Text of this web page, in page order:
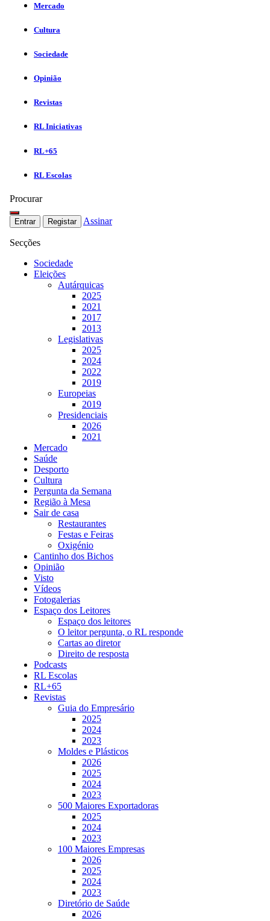
Mercado
Cultura
Sociedade
Opinião
Revistas
RL Iniciativas
RL+65
RL Escolas
Procurar
Entrar Registar Assinar
Secções
Sociedade
Eleições
Autárquicas
2025
2021
2017
2013
Legislativas
2025
2024
2022
2019
Europeias
2019
Presidenciais
2026
2021
Mercado
Saúde
Desporto
Cultura
Pergunta da Semana
Região à Mesa
Sair de casa
Restaurantes
Festas e Feiras
Oxigénio
Cantinho dos Bichos
Opinião
Visto
Vídeos
Fotogalerias
Espaço dos Leitores
Espaço dos leitores
O leitor pergunta, o RL responde
Cartas ao diretor
Direito de resposta
Podcasts
RL Escolas
RL+65
Revistas
Guia do Empresário
2025
2024
2023
Moldes e Plásticos
2026
2025
2024
2023
500 Maiores Exportadoras
2025
2024
2023
100 Maiores Empresas
2026
2025
2024
2023
Diretório de Saúde
2026